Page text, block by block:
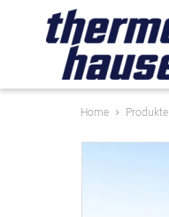
Home Produkte